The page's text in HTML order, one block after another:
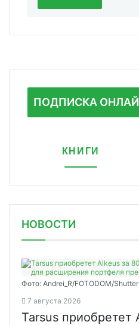
ПОДПИСКА
КНИГИ
НОВОСТИ
Фото: Andrei_R/FOTODOM/
7 августа 2026
Tarsus приобретет